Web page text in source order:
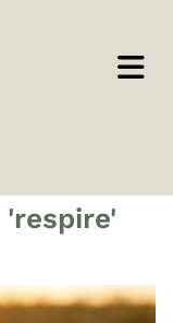
'respire'